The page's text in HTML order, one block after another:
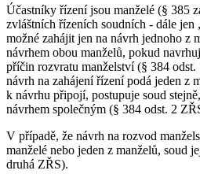
Účastníky řízení jsou manželé (§ 385
zvláštních řízeních soudních - dále
možné zahájit jen na návrh jednoho z
návrhem obou manželů, pokud
příčin rozvratu manželství (§ 384
návrh na zahájení řízení podá jeden z
k návrhu připojí, postupuje soud
návrhem společným (§ 384 odst. 2
V případě, že návrh na rozvod
manželé nebo jeden z manželů, soud
druhá ZŘS).